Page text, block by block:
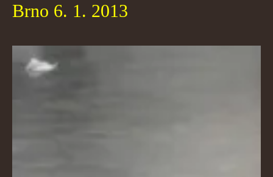
Brno 6. 1. 2013